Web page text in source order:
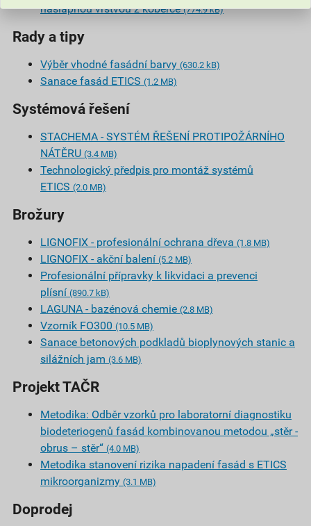
nášlapnou vrstvou z koberce(774.9 kB)
Rady a tipy
Výběr vhodné fasádní barvy (630.2 kB)
Sanace fasád ETICS (1.2 MB)
Systémová řešení
STACHEMA - SYSTÉM ŘEŠENÍ PROTIPOŽÁRNÍHO
NÁTĚRU (3.4 MB)
Technologický předpis pro montáž systémů
ETICS (2.0 MB)
Brožury
LIGNOFIX - profesionální ochrana dřeva (1.8 MB)
LIGNOFIX - akční balení (5.2 MB)
Profesionální přípravky k likvidaci a prevenci
plísní (890.7 kB)
LAGUNA - bazénová chemie (2.8 MB)
Vzorník FO300 (10.5 MB)
Sanace betonových podkladů bioplynových stanic a
silážních jam (3.6 MB)
Projekt TAČR
Metodika: Odběr vzorků pro laboratorní diagnostiku
biodeteriogenů fasád kombinovanou metodou „stěr -
obrus – stěr“ (4.0 MB)
Metodika stanovení rizika napadení fasád s ETICS
mikroorganizmy (3.1 MB)
Doprodej